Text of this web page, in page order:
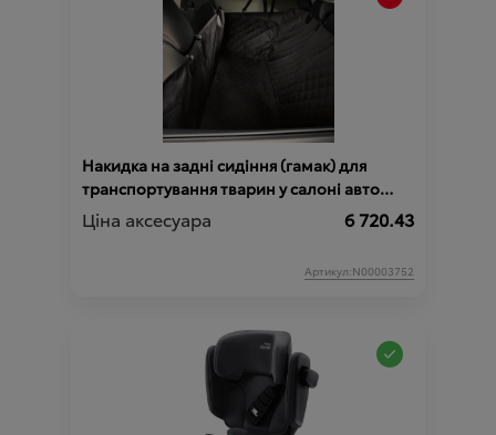
Накидка на задні сидіння (гамак) для
транспортування тварин у салоні авто
(TOYOTA)
Ціна аксесуара 6 720.43
Артикул:N00003752